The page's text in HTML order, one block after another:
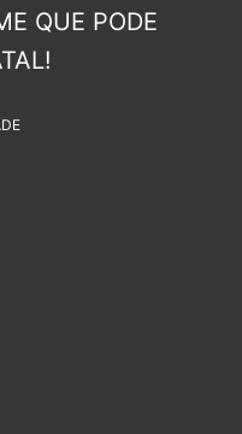
QUE PODE